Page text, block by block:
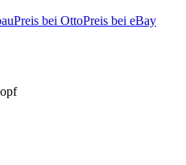
Preis bei OttoPreis bei eBay